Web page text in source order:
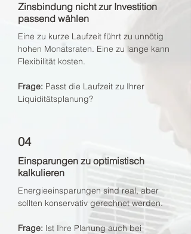
Zinsbindung nicht zur Investition
passend wählen
Eine zu kurze Laufzeit führt zu unnötig
hohen Monatsraten. Eine zu lange kann
Flexibilität kosten.
Frage: Passt die Laufzeit zu Ihrer
Liquiditätsplanung?
04
Einsparungen zu optimistisch
kalkulieren
Energieeinsparungen sind real, aber
sollten konservativ gerechnet werden.
Frage: Ist Ihre Planung auch bei